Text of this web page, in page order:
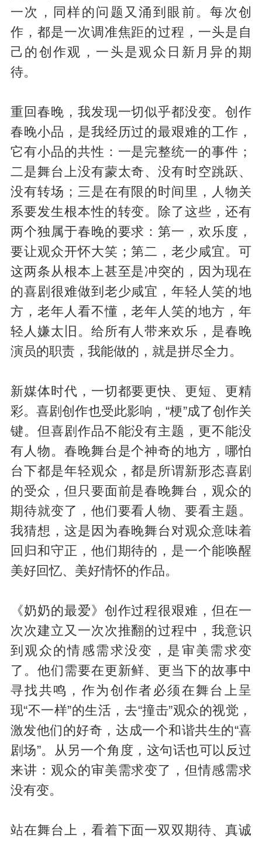
一次，同样的问题又涌到眼前。每次创
作，都是一次调准焦距的过程，一头是自
己的创作观，一头是观众日新月异的期
待。
重回春晚，我发现一切似乎都没变。创作
春晚小品，是我经历过的最艰难的工作，
它有小品的共性：一是完整统一的事件；
二是舞台上没有蒙太奇、没有时空跳跃、
没有转场；三是在有限的时间里，人物关
系要发生根本性的转变。除了这些，还有
两个独属于春晚的要求：第一，欢乐度，
要让观众开怀大笑；第二，老少咸宜。可
这两条从根本上甚至是冲突的，因为现在
的喜剧很难做到老少咸宜，年轻人笑的地
方，老年人看不懂，老年人笑的地方，年
轻人嫌太旧。给所有人带来欢乐，是春晚
演员的职责，我能做的，就是拼尽全力。
新媒体时代，一切都要更快、更短、更精
彩。喜剧创作也受此影响，“梗”成了创作关
键。但喜剧作品不能没有主题，更不能没
有人物。春晚舞台是个神奇的地方，哪怕
台下都是年轻观众，都是所谓新形态喜剧
的受众，但只要面前是春晚舞台，观众的
期待就变了，他们要看人物、要看主题。
我猜想，这是因为春晚舞台对观众意味着
回归和守正，他们期待的，是一个能唤醒
美好回忆、美好情怀的作品。
《奶奶的最爱》创作过程很艰难，但在一
次次建立又一次次推翻的过程中，我意识
到观众的情感需求没变，是审美需求变
了。他们需要在更新鲜、更当下的故事中
寻找共鸣，作为创作者必须在舞台上呈
现“不一样”的生活，去“撞击”观众的视觉，
激发他们的好奇，达成一个和谐共生的“喜
剧场”。从另一个角度，这句话也可以反过
来讲：观众的审美需求变了，但情感需求
没有变。
站在舞台上，看着下面一双双期待、真诚